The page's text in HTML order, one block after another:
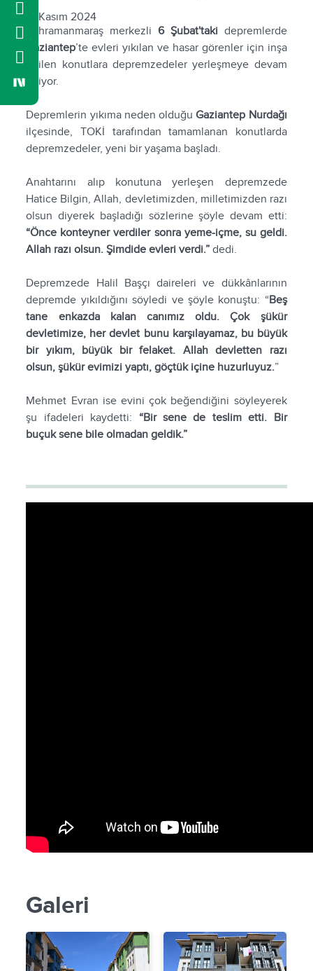
12 Kasım 2024
Kahramanmaraş merkezli 6 Şubat'takidepremlerde
Gaziantep’te evleri yıkılan ve hasar görenler için inşa
edilen konutlara depremzedeler yerleşmeye devam
ediyor.
Depremlerin yıkıma neden olduğuGaziantep Nurdağı
ilçesinde, TOKİ tarafından tamamlanan konutlarda
depremzedeler, yeni bir yaşama başladı.
Anahtarını alıp konutuna yerleşen depremzede
Hatice Bilgin, Allah, devletimizden, milletimizden razı
olsun diyerek başladığı sözlerine şöyle devam etti:
“Önce konteyner verdiler sonra yeme-içme, su geldi.
Allah razı olsun. Şimdide evleri verdi.” dedi.
Depremzede Halil Başçı daireleri ve dükkânlarının
depremde yıkıldığını söyledi ve şöyle konuştu: “Beş
tane enkazda kalan canımız oldu. Çok şükür
devletimize, her devlet bunu karşılayamaz, bu büyük
bir yıkım, büyük bir felaket. Allah devletten razı
olsun, şükür evimizi yaptı, göçtük içine huzurluyuz.”
Mehmet Evran ise evini çok beğendiğini söyleyerek
şu ifadeleri kaydetti: “Bir sene de teslim etti. Bir
buçuk sene bile olmadan geldik.”
Galeri